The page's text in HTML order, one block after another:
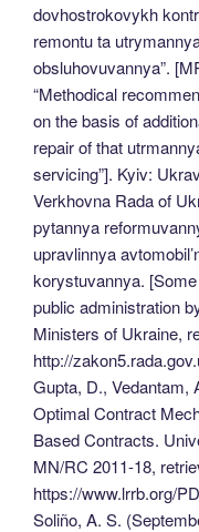
dovhostrokovykh
remontu ta
obsluhovuvannya”.
“Methodical
on the basis of
repair of that
servicing”]. Kyiv:
Verkhovna Rada of
pytannya
upravlinnya
korystuvannya.
public administration
Ministers of Ukraine,
http://
Gupta, D., Vedantam,
Optimal Contract
Based Contracts.
MN/RC 2011-18,
https://www.lrrb.org/
Soliño, A. S.